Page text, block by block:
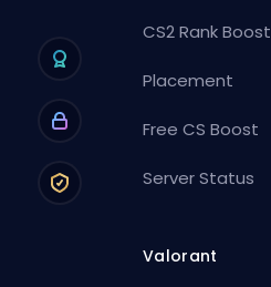
CS2 Rank Boost
Placement
Free CS Boost
Server Status
Valorant